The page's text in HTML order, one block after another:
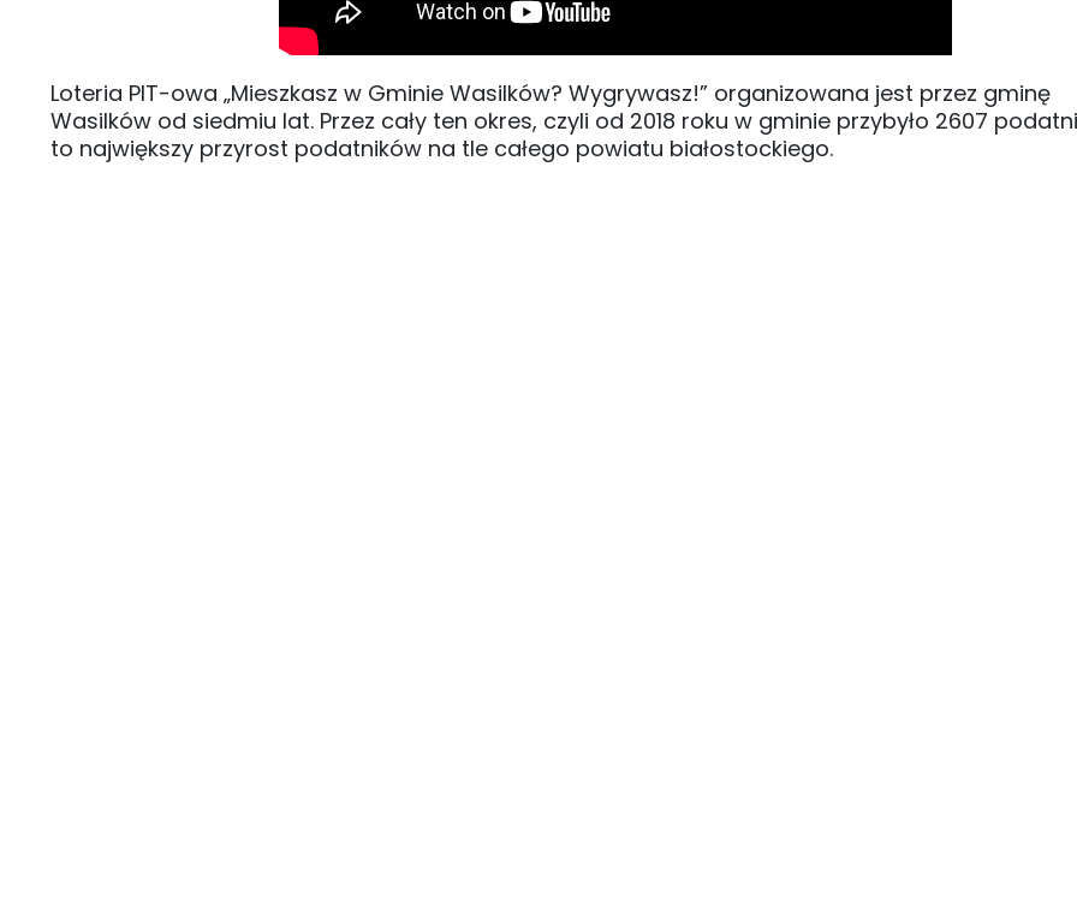
Loteria PIT-owa „Mieszkasz w Gminie Wasilków? Wygrywasz!” organizowana jest przez gminę
Wasilków od siedmiu lat. Przez cały ten okres, czyli od 2018 roku w gminie przybyło 2607
to największy przyrost podatników na tle całego powiatu białostockiego.